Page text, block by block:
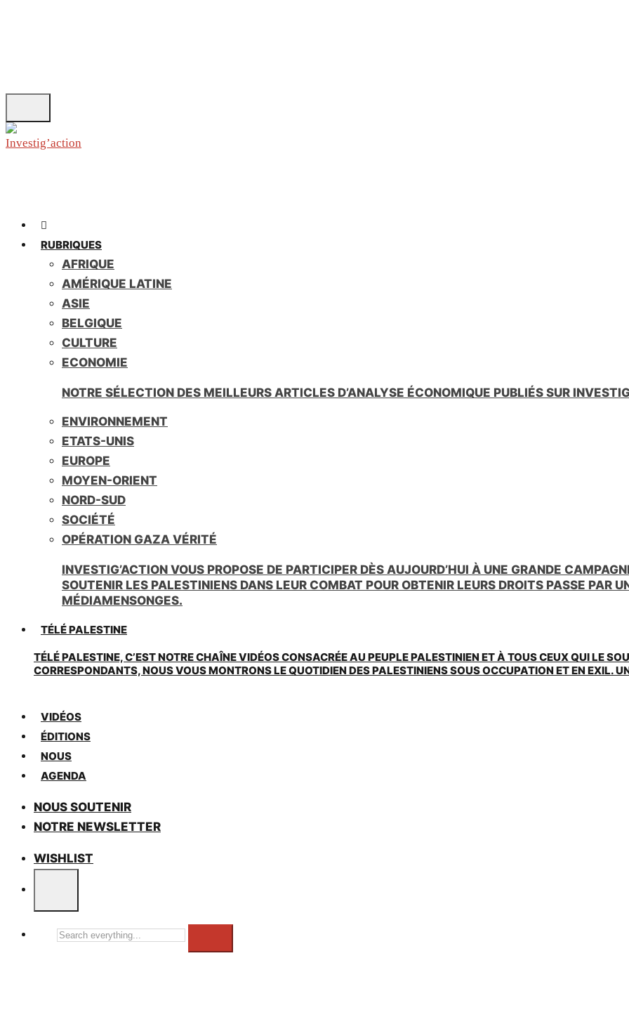
RUBRIQUES
AFRIQUE
AMÉRIQUE LATINE
ASIE
BELGIQUE
CULTURE
ECONOMIE
NOTRE SÉLECTION DES MEILLEURS ARTICLES D’ANALYSE ÉCONOMIQUE PUBLIÉS SUR
ENVIRONNEMENT
ETATS-UNIS
EUROPE
MOYEN-ORIENT
NORD-SUD
SOCIÉTÉ
OPÉRATION GAZA VÉRITÉ
INVESTIG’ACTION VOUS PROPOSE DE PARTICIPER DÈS AUJOURD’HUI À UNE GRANDE
SOUTENIR LES PALESTINIENS DANS LEUR COMBAT POUR OBTENIR LEURS DROITS PASSE PAR
MÉDIAMENSONGES.
TÉLÉ PALESTINE
TÉLÉ PALESTINE, C’EST NOTRE CHAÎNE VIDÉOS CONSACRÉE AU PEUPLE PALESTINIEN ET À TOUS CEUX QUI LE
CORRESPONDANTS, NOUS VOUS MONTRONS LE QUOTIDIEN DES PALESTINIENS SOUS OCCUPATION ET EN EXIL.
VIDÉOS
ÉDITIONS
NOUS
AGENDA
NOUS SOUTENIR
NOTRE NEWSLETTER
WISHLIST
Search